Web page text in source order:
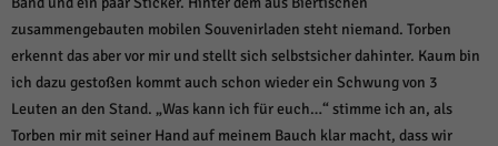
zusammengebauten mobilen Souvenirladen steht niemand. Torben
erkennt das aber vor mir und stellt sich selbstsicher dahinter. Kaum bin
ich dazu gestoßen kommt auch schon wieder ein Schwung von 3
Leuten an den Stand. „Was kann ich für euch…“ stimme ich an, als
Torben mir mit seiner Hand auf meinem Bauch klar macht, dass wir
powered by Borlabs Cookie